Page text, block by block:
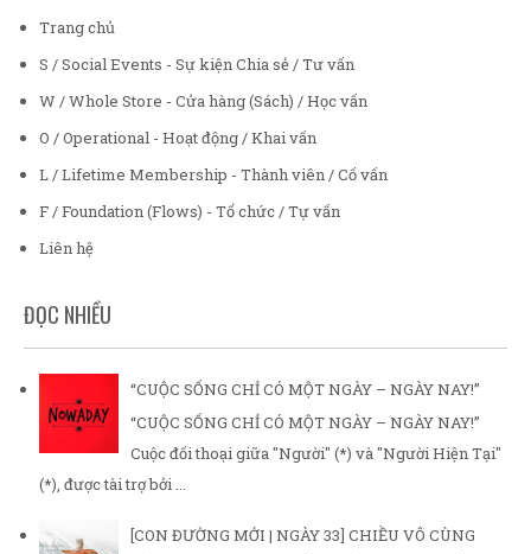
Trang chủ
S / Social Events - Sự kiện Chia sẻ / Tư vấn
W / Whole Store - Cửa hàng (Sách) / Học vấn
O / Operational - Hoạt động / Khai vấn
L / Lifetime Membership - Thành viên / Cố vấn
F / Foundation (Flows) - Tổ chức / Tự vấn
Liên hệ
ĐỌC NHIỀU
“CUỘC SỐNG CHỈ CÓ MỘT NGÀY – NGÀY NAY!”
“CUỘC SỐNG CHỈ CÓ MỘT NGÀY – NGÀY NAY!”
Cuộc đối thoại giữa "Người" (*) và "Người Hiện Tại"
(*), được tài trợ bởi ...
[CON ĐƯỜNG MỚI | NGÀY 33] CHIỀU VÔ CÙNG